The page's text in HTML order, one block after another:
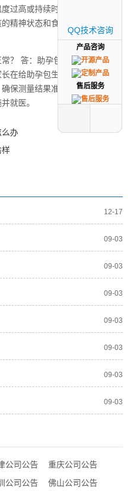
过高或持续时间较长，应及时
精神状态和食欲情况，以便及
？ 答：助孕包生男孩正常腋下
在给助孕包生男孩测量体温
保测量结果准确，如发现助孕
就医。
么办
样
12-17
09-03
09-03
09-03
09-03
09-03
09-03
09-03
公司公告
重庆公司公告
公司公告 佛山公司公告
QQ技术咨询
产品咨询
售后服务
QQ技术咨询
产品咨询
售后服务